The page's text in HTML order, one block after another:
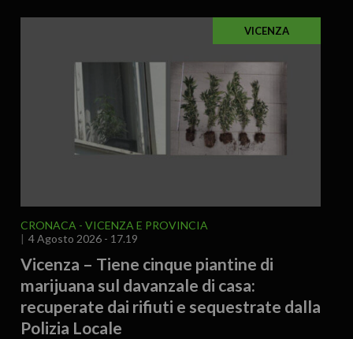
VICENZA
CRONACA
VICENZA E PROVINCIA
4 Agosto 2026 - 17.19
Vicenza – Tiene cinque piantine di
marijuana sul davanzale di casa:
recuperate dai rifiuti e sequestrate dalla
Polizia Locale